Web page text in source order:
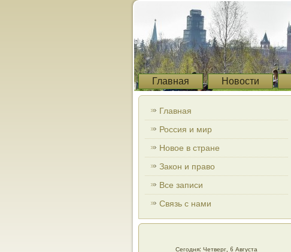
Главная Новости
Главная
Россия и мир
Новое в стране
Закон и право
Все записи
Связь с нами
Сегодня: Четверг, 6 Августа